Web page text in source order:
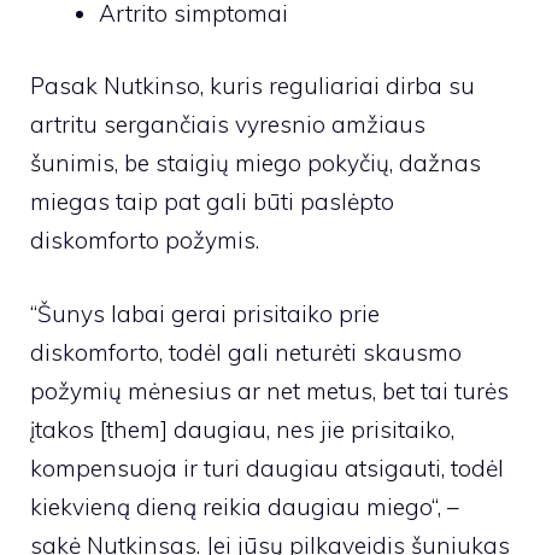
Artrito simptomai
Pasak Nutkinso, kuris reguliariai dirba su
artritu sergančiais vyresnio amžiaus
šunimis, be staigių miego pokyčių, dažnas
miegas taip pat gali būti paslėpto
diskomforto požymis.
“Šunys labai gerai prisitaiko prie
diskomforto, todėl gali neturėti skausmo
požymių mėnesius ar net metus, bet tai turės
įtakos [them] daugiau, nes jie prisitaiko,
kompensuoja ir turi daugiau atsigauti, todėl
kiekvieną dieną reikia daugiau miego“, –
sakė Nutkinsas. Jei jūsų pilkaveidis šuniukas